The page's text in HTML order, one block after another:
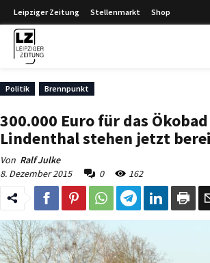
Leipziger Zeitung Stellenmarkt Shop
Politik Brennpunkt
300.000 Euro für das
Lindenthal stehen jetzt
Von Ralf Julke
8. Dezember 2015
0 162